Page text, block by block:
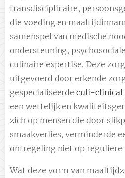
transdisciplinaire,
die voeding en
samenspel van medische
ondersteuning,
culinaire expertise. Deze
uitgevoerd door erkende
gespecialiseerde culi-clinical
een wettelijk en
zich op mensen die door
smaakverlies, verminderde
ontregeling niet op reguliere
Wat deze vorm van